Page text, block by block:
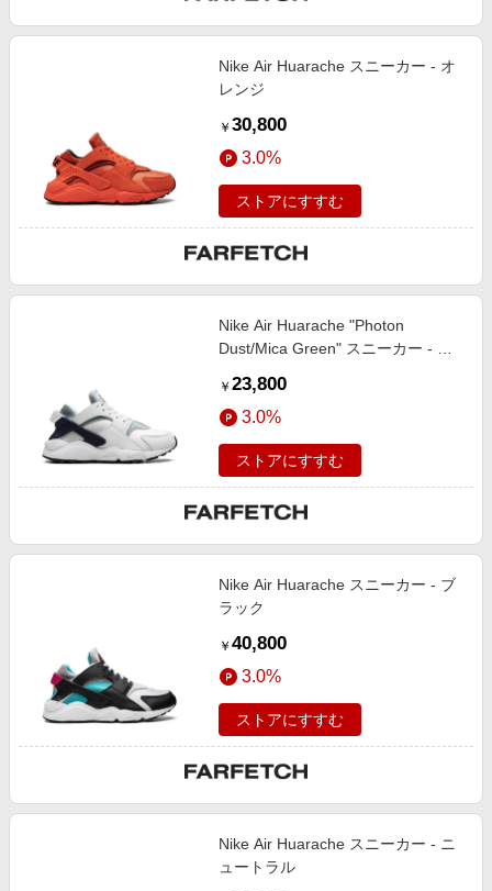
Nike Air Huarache スニーカー - オ
レンジ
￥ 30,800
3.0%
ストアにすすむ
Nike Air Huarache "Photon
Dust/Mica Green" スニーカー - ホ
￥ 23,800
3.0%
ストアにすすむ
Nike Air Huarache スニーカー - ブ
ラック
￥ 40,800
3.0%
ストアにすすむ
Nike Air Huarache スニーカー - ニ
ュートラル